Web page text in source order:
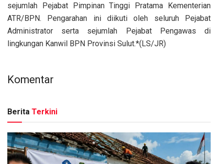
sejumlah Pejabat Pimpinan Tinggi Pratama Kementerian
ATR/BPN. Pengarahan ini diikuti oleh seluruh Pejabat
Administrator serta sejumlah Pejabat Pengawas di
lingkungan Kanwil BPN Provinsi Sulut.*(LS/JR)
Komentar
Berita Terkini